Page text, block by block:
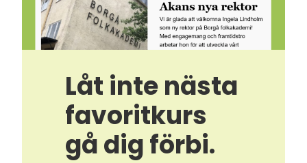
Låt inte nästa
favoritkurs
gå dig förbi.